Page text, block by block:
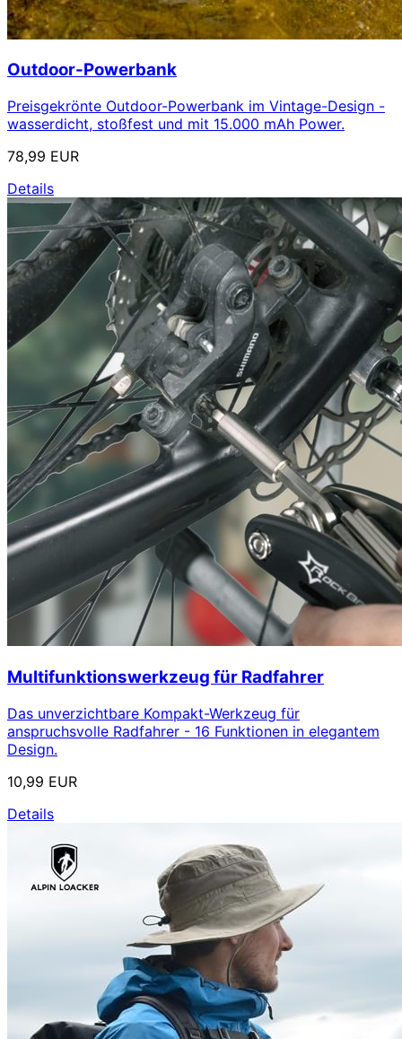
Outdoor-Powerbank
Preisgekrönte Outdoor-Powerbank im Vintage-Design -
wasserdicht, stoßfest und mit 15.000 mAh Power.
78,99 EUR
Details
Multifunktionswerkzeug für Radfahrer
Das unverzichtbare Kompakt-Werkzeug für
anspruchsvolle Radfahrer - 16 Funktionen in elegantem
Design.
10,99 EUR
Details